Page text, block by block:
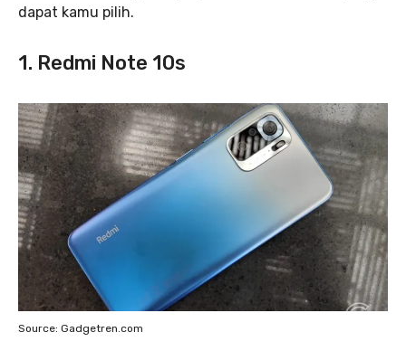
dapat kamu pilih.
1. Redmi Note 10s
Source: Gadgetren.com